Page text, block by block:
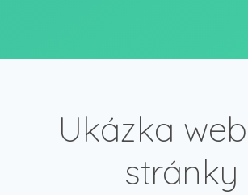
Ukázka
stránky